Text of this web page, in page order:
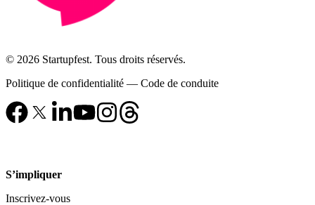
© 2026 Startupfest. Tous droits réservés.
Politique de confidentialité — Code de conduite
S’impliquer
Inscrivez-vous